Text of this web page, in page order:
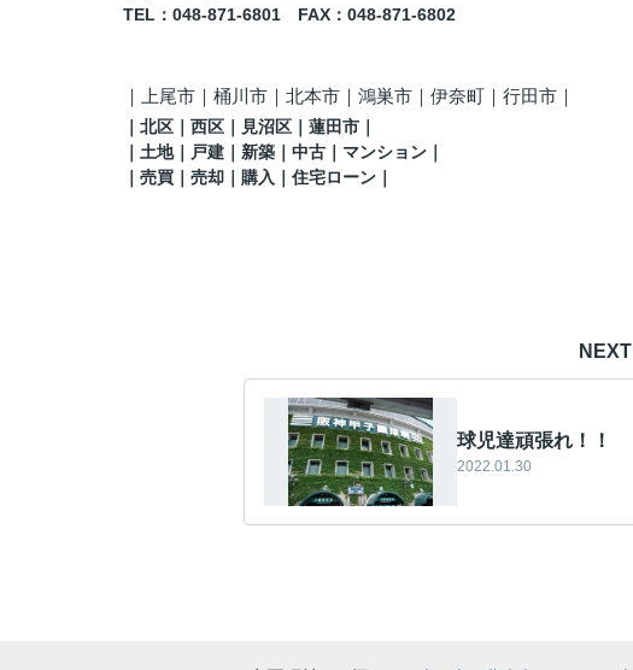
TEL ：048-871-6801 FAX ： 048-871-6802
｜ 上尾市｜桶川市｜北本市｜鴻巣市｜伊奈町 ｜行田市 ｜
北区 ｜西区｜見沼区 ｜蓮田市
｜土地｜戸建｜新築｜中古｜マンション｜
｜売買｜売却｜購入｜住宅ローン｜
NEXT
球児達頑張れ！！
2022.01.30